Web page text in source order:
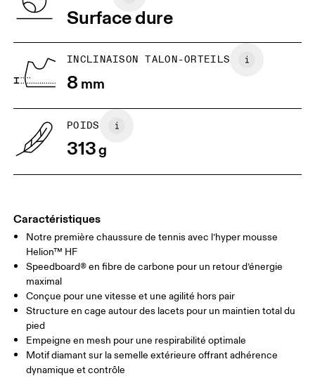
JP 22
5 5.5
UK
Glisser horizontalement pour en savoir plus
remboursement
Viêt Nam Surface dure
INCLINAISON TALON-ORTEILS
8 mm
POIDS
313g
Caractéristiques
Notre première chaussure de tennis avec l’hyper mousse
Helion™ HF
Speedboard® en fibre de carbone pour un retour d’énergie
maximal
Conçue pour une vitesse et une agilité hors pair
Structure en cage autour des lacets pour un maintien total du
pied
Empeigne en mesh pour une respirabilité optimale
Motif diamant sur la semelle extérieure offrant adhérence
dynamique et contrôle